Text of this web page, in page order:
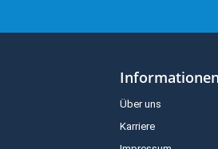
Informationen
Über uns
Karriere